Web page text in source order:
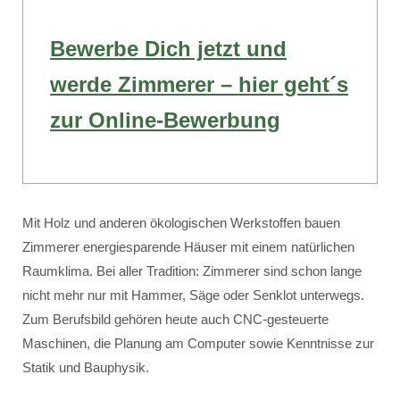
Bewerbe Dich jetzt und
werde Zimmerer – hier geht´s
zur Online-Bewerbung
Mit Holz und anderen ökologischen Werkstoffen bauen
Zimmerer energiesparende Häuser mit einem natürlichen
Raumklima. Bei aller Tradition: Zimmerer sind schon lange
nicht mehr nur mit Hammer, Säge oder Senklot unterwegs.
Zum Berufsbild gehören heute auch CNC-gesteuerte
Maschinen, die Planung am Computer sowie Kenntnisse zur
Statik und Bauphysik.